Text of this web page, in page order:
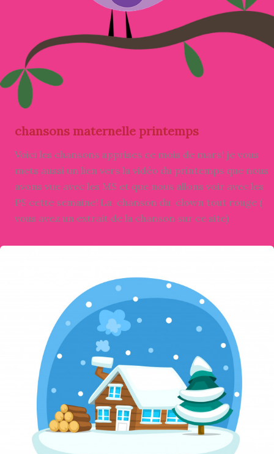
chansons maternelle printemps
Voici les chansons apprises ce mois de mars! je vous
mets aussi un lien vers la vidéo du printemps que nous
avons vue avec les MS et que nous allons voir avec les
PS cette semaine! La chanson du clown tout rouge (
vous avez un extrait de la chanson sur ce site)